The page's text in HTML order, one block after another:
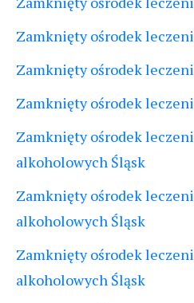
Zamknięty ośrodek
Zamknięty ośrodek
Zamknięty ośrodek
Zamknięty ośrodek
alkoholowych Śląsk
Zamknięty ośrodek
alkoholowych Śląsk
Zamknięty ośrodek
alkoholowych Śląsk